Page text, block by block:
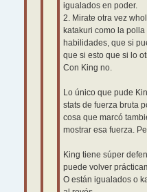
igualados en poder.
2. Mirate otra vez
katakuri como la
habilidades, que si
que si esto que si lo
Con King no.
Lo único que pude
stats de fuerza bruta
cosa que marcó
mostrar esa fuerza.
King tiene súper
puede volver
O están igualados o